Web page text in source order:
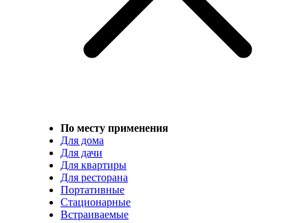
По месту применения
Для дома
Для дачи
Для квартиры
Для ресторана
Портативные
Стационарные
Встраиваемые